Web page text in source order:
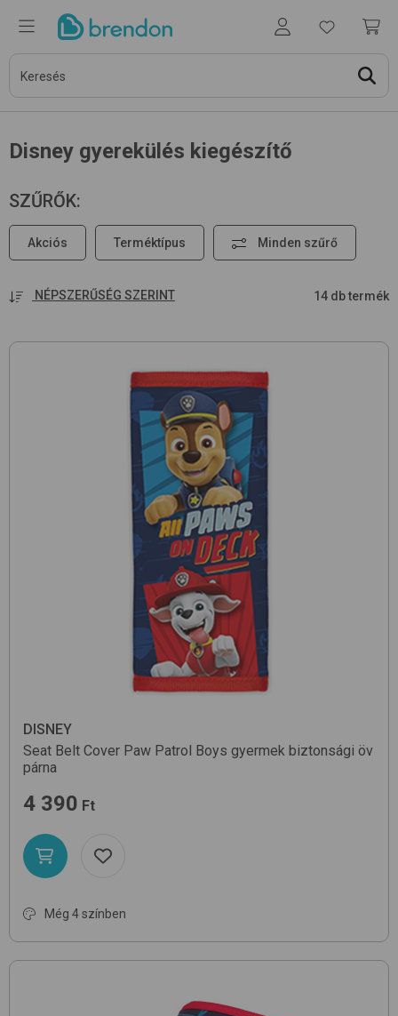
Disney gyerekülés kiegészítő
SZŰRŐK:
Akciós Terméktípus Minden szűrő
NÉPSZERŰSÉG SZERINT 14 db termék
DISNEY
Seat Belt Cover Paw Patrol Boys gyermek biztonsági öv
párna
4 390 Ft
Még 4 színben